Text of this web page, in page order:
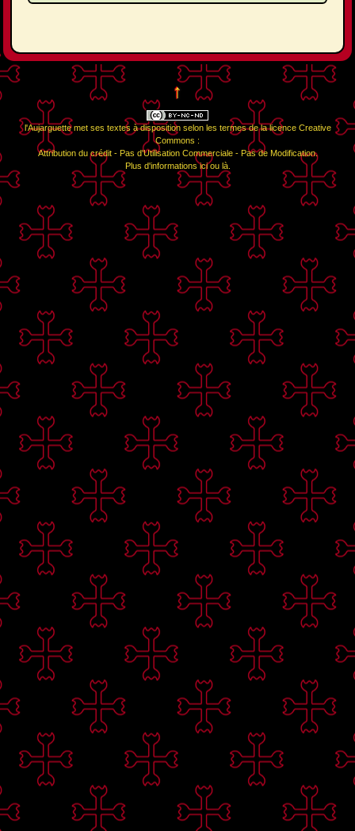
↑
l'Aujarguettemet ses textes à disposition selon les termes de lalicence Creative
Commons :
Attribution du crédit - Pas d'Utilisation Commerciale - Pas de Modification.
Plus d'informationsiciou là.